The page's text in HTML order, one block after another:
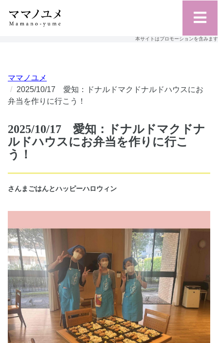
本サイトはプロモーションを含みます
ママノユメ
2025/10/17 愛知：ドナルドマクドナルドハウスにお
弁当を作りに行こう！
2025/10/17 愛知：ドナルドマクドナ
ルドハウスにお弁当を作りに行こ
う！
さんまごはんとハッピーハロウィン